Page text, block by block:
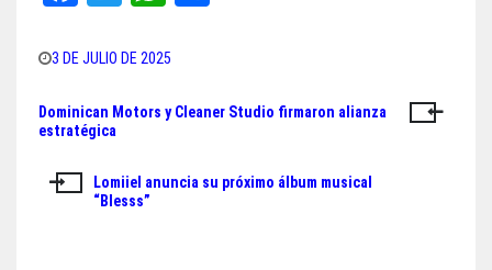
bo
ok
tt
er
ts
A
pp
3 DE JULIO DE 2025
Navegación
entradas
Dominican Motors y Cleaner Studio firmaron alianza
estratégica
Lomiiel anuncia su próximo álbum musical
“Blesss”